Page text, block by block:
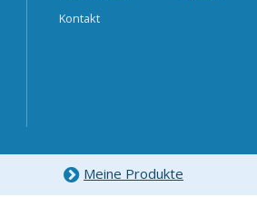
Kontakt
Meine Produkte